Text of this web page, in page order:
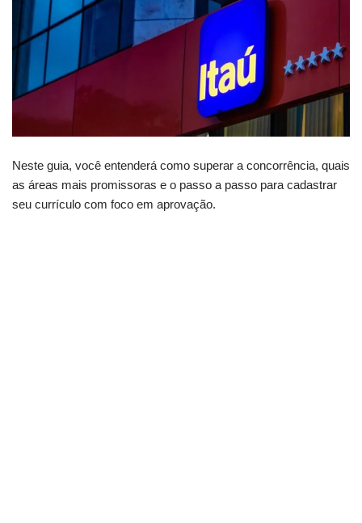
Neste guia, você entenderá como superar a concorrência, quais
as áreas mais promissoras e o passo a passo para cadastrar
seu currículo com foco em aprovação.